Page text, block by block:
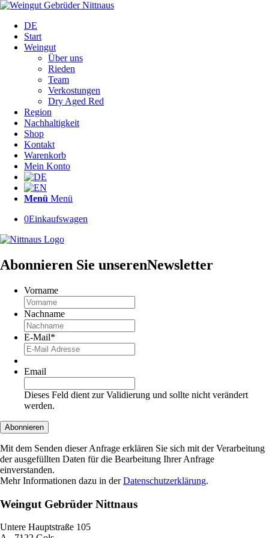
DE
Start
Weingut
Über uns
Rieden
Team
Verkostungen
Dry Aged Red
Region
Nachhaltigkeit
Shop
Kontakt
Warenkorb
Mein Konto
Menü Menü
0Einkaufswagen
Abonnieren Sie unserenNewsletter
Vorname
Nachname
E-Mail*
Email
Dieses Feld dient zur Validierung und sollte nicht verändert
werden.
Abonnieren
Mit dem Senden dieser Anfrage erklären Sie sich mit der Verarbeitung
der ausgefüllten Daten für die Bearbeitung Ihrer Anfrage
einverstanden.
Mehr Informationen dazu in derDatenschutzerklärung.
Weingut Gebrüder Nittnaus
Untere Hauptstraße 105